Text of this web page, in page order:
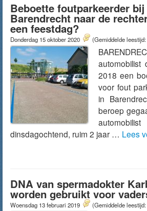
Beboette foutparkeerder
Barendrecht naar de
een feestdag?
Donderdag 15 oktober 2020 (Gemiddelde
automobilist
2018 een
voor fout
in
beroep
dinsdagochtend, ruim 2 jaar … Lees
DNA van spermadokter
worden gebruikt voor
Woensdag 13 februari 2019 (Gemiddelde